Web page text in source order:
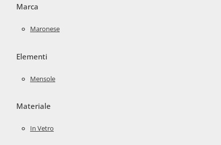
Marca
Maronese
Elementi
Mensole
Materiale
In Vetro